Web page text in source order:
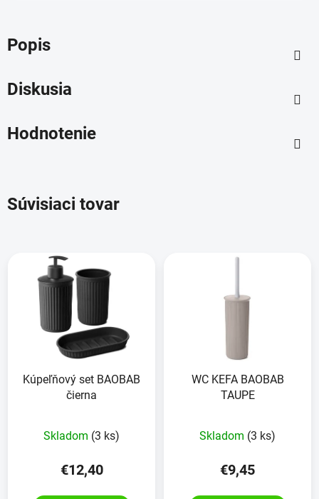
Popis
Diskusia
Hodnotenie
Súvisiaci tovar
Kúpeľňový set BAOBAB
čierna
Skladom (3 ks)
€12,40
WC KEFA BAOBAB
TAUPE
Skladom (3 ks)
€9,45